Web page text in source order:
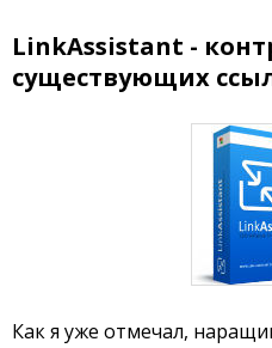
LinkAssistant -
существующих
Как я уже отмечал,